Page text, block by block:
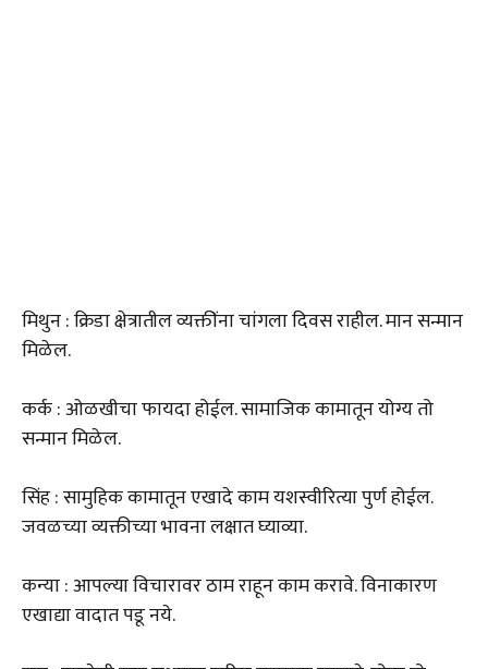
मिथुन : क्रिडा क्षेत्रातील व्यक्तींना चांगला दिवस राहील. मान सन्मान
मिळेल.
कर्क : ओळखीचा फायदा होईल. सामाजिक कामातून योग्य तो
सन्मान मिळेल.
सिंह : सामुहिक कामातून एखादे काम यशस्वीरित्या पुर्ण होईल.
जवळच्या व्यक्तीच्या भावना लक्षात घ्याव्या.
कन्या : आपल्या विचारावर ठाम राहून काम करावे. विनाकारण
एखाद्या वादात पडू नये.